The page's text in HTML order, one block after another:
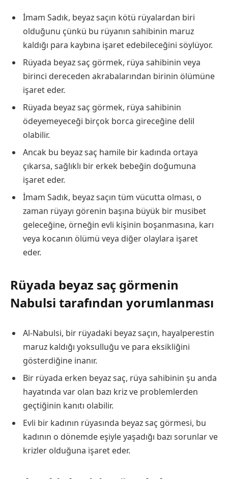
İmam Sadık, beyaz saçın kötü rüyalardan biri
olduğunu çünkü bu rüyanın sahibinin maruz
kaldığı para kaybına işaret edebileceğini söylüyor.
Rüyada beyaz saç görmek, rüya sahibinin veya
birinci dereceden akrabalarından birinin ölümüne
işaret eder.
Rüyada beyaz saç görmek, rüya sahibinin
ödeyemeyeceği birçok borca ​​gireceğine delil
olabilir.
Ancak bu beyaz saç hamile bir kadında ortaya
çıkarsa, sağlıklı bir erkek bebeğin doğumuna
işaret eder.
İmam Sadık, beyaz saçın tüm vücutta olması, o
zaman rüyayı görenin başına büyük bir musibet
geleceğine, örneğin evli kişinin boşanmasına, karı
veya kocanın ölümü veya diğer olaylara işaret
eder.
Rüyada beyaz saç görmenin
Nabulsi tarafından yorumlanması
Al-Nabulsi, bir rüyadaki beyaz saçın, hayalperestin
maruz kaldığı yoksulluğu ve para eksikliğini
gösterdiğine inanır.
Bir rüyada erken beyaz saç, rüya sahibinin şu anda
hayatında var olan bazı kriz ve problemlerden
geçtiğinin kanıtı olabilir.
Evli bir kadının rüyasında beyaz saç görmesi, bu
kadının o dönemde eşiyle yaşadığı bazı sorunlar ve
krizler olduğuna işaret eder.